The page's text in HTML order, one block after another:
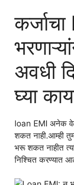
अवधी
घ्या
loan EMI अनेक
शकत नाही.आम्ही
भरू शकत नाहीत
निश्चित करण्यात